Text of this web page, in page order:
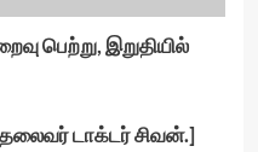
பெற்று, இறுதியில்
டாக்டர் சிவன்.]